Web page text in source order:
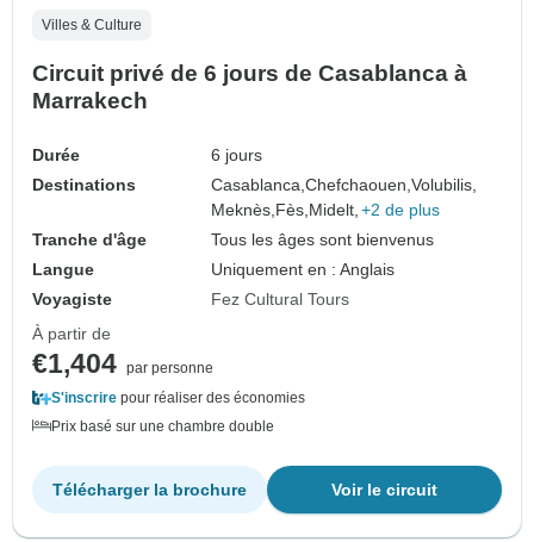
Villes & Culture
Circuit privé de 6 jours de Casablanca à
Marrakech
Durée
6 jours
Destinations
Casablanca,Chefchaouen,Volubilis,
Meknès, Fès, Midelt, +2 de plus
Tranche d'âge
Tous les âges sont bienvenus
Langue
Uniquement en : Anglais
Voyagiste
Fez Cultural Tours
À partir de
€1,404 par personne
S'inscrire pour réaliser des économies
Prix basé sur une chambre double
Voir le circuit
Télécharger la brochure